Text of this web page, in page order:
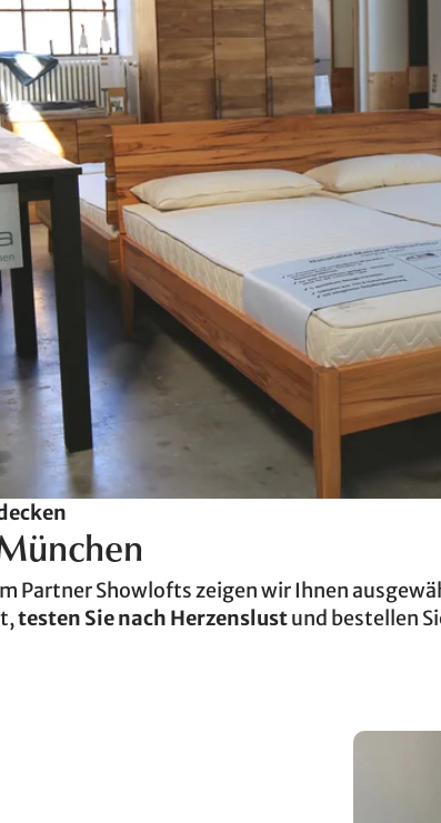
Partner Showlofts zeigen wir Ihnen
testen Sie nach Herzenslustund bestellen